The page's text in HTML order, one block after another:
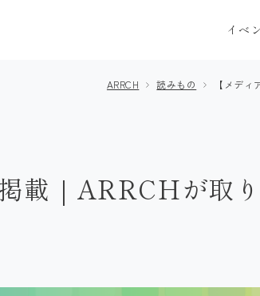
イベ
です ARRCHの家づくり
ARRCH 読みもの 【メデ
載｜ARRCHが取